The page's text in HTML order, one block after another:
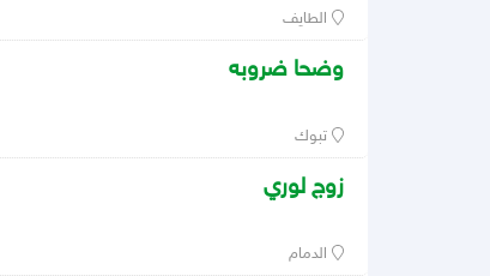
الطايف
وضحا ضروبه
تبوك
زوج لوري
الدمام